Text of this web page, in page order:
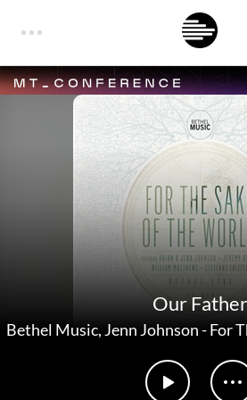
Our Father
Bethel Music, Jenn Johnson-For